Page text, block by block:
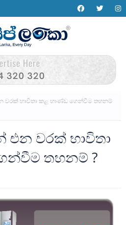
වරක් භාවිතා කළ භාණ්ඩ ගෙන්වීම තහනම්
එන වරක් භාවිතා
තහනම් ?